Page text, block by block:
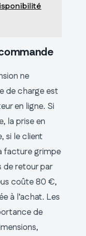
ne
de charge est
en ligne. Si
la prise en
si le client
facture grimpe
de retour par
coûte 80 €,
à l’achat. Les
de